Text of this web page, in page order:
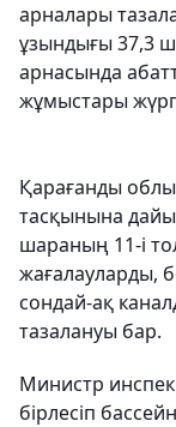
арналары
ұзындығы 37,3
арнасында
жұмыстары
Қарағанды
тасқынына
шараның 11-і
жағалауларды,
сондай-ақ
тазалануы бар.
Министр
бірлесіп